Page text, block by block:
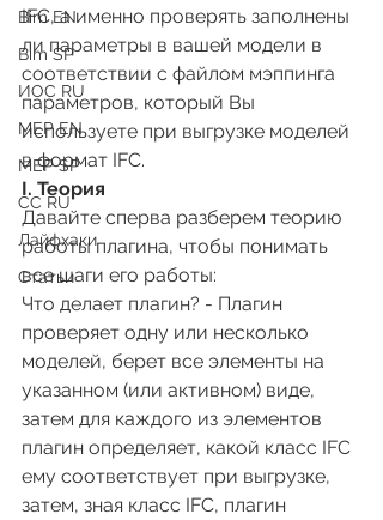
Bim EN
Bim SP
ИОС RU
MEP EN
MEP SP
СС RU
Лайфхаки
Статьи
IFC, а именно проверять заполнены
ли параметры в вашей модели в
соответствии с файлом мэппинга
параметров, который Вы
используете при выгрузке моделей
в формат IFC.
I. Теория
Давайте сперва разберем теорию
работы плагина, чтобы понимать
все шаги его работы:
Что делает плагин? - Плагин
проверяет одну или несколько
моделей, берет все элементы на
указанном (или активном) виде,
затем для каждого из элементов
плагин определяет, какой класс IFC
ему соответствует при выгрузке,
затем, зная класс IFC, плагин